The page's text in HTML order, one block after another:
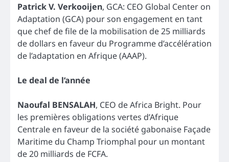
Patrick V. Verkooijen, GCA: CEO Global Center on
Adaptation (GCA) pour son engagement en tant
que chef de file de la mobilisation de 25 milliards
de dollars en faveur du Programme d’accélération
de l’adaptation en Afrique (AAAP).
Le deal de l’année
Naoufal BENSALAH, CEO de Africa Bright. Pour
les premières obligations vertes d’Afrique
Centrale en faveur de la société gabonaise Façade
Maritime du Champ Triomphal pour un montant
de 20 milliards de FCFA.